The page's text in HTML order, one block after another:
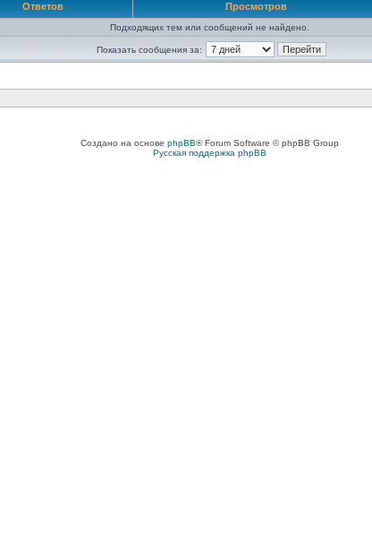
Ответов Просмотров
Подходящих тем или сообщений не найдено.
Показать сообщения за:
Создано на основе phpBB® Forum Software © phpBB Group
Русская поддержка phpBB